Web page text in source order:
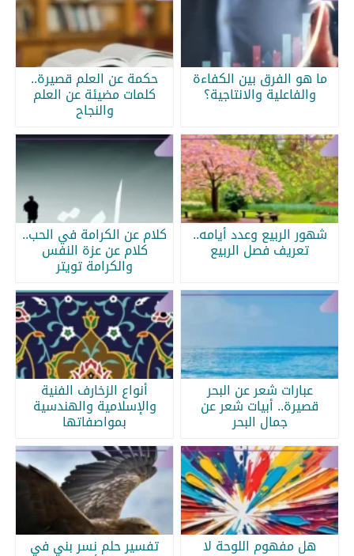
ما هو الفرق بين الكفاءة
والفاعلية والانتاجية؟
حكمة عن العلم قصيرة..
كلمات مضيئة عن العلم
والنجاح
شهور الربيع وعدد أيامه..
تعريف فصل الربيع
كلام عن الكرامة في الحب..
كلام عن عزة النفس
والكرامة تويتر
عبارات شعر عن البحر
قصيرة.. أبيات شعر عن
جمال البحر
أنواع الزخارف الفنية
والإسلامية والهندسية
بمواصفاتها
هل مفهوم اللوحة لا تفسير حلم نسر بني في